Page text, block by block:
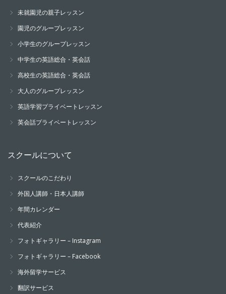
未就園児の親子レッスン
園児のグループレッスン
小学生のグループレッスン
中学生の英語総合・英会話
高校生の英語総合・英会話
大人のグループレッスン
英語学習プライベートレッスン
英会話プライベートレッスン
スクールについて
スクールのこだわり
外国人講師・日本人講師
年間カレンダー
代表紹介
フォトギャラリー – Instagram
フォトギャラリー – Facebook
海外留学サービス
翻訳サービス